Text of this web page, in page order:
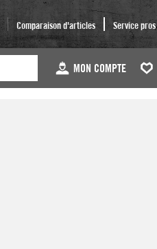
Comparaison d'articles Service pros
MON COMPTE